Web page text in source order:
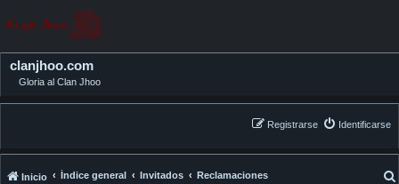
clanjhoo.com
Gloria al Clan Jhoo
Identificarse
Registrarse
Inicio Índice general Invitados Reclamaciones